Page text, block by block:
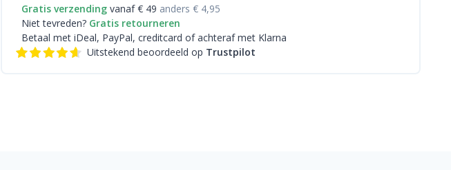
Gratis verzending vanaf € 49 anders € 4,95
Niet tevreden? Gratis retourneren
Betaal met iDeal, PayPal, creditcard of achteraf met Klarna
Uitstekend beoordeeld op Trustpilot